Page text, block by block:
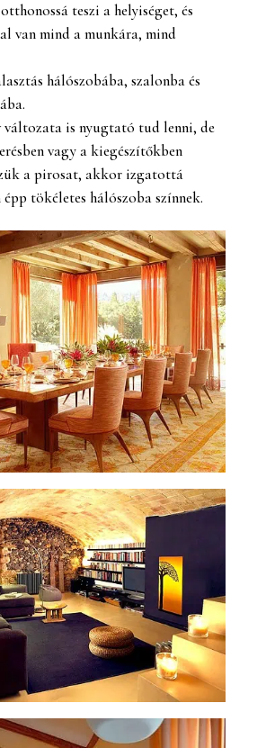
teszi a helyiséget, és
van mind a munkára, mind
hálószobába, szalonba és
változata is nyugtató tud lenni, de
vagy a kiegészítőkben
a pirosat, akkor izgatottá
épp tökéletes hálószoba színnek.